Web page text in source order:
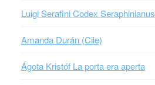
Luigi Serafini Codex Seraphinianus
Amanda Durán (Cile)
Ágota Kristóf La porta era aperta